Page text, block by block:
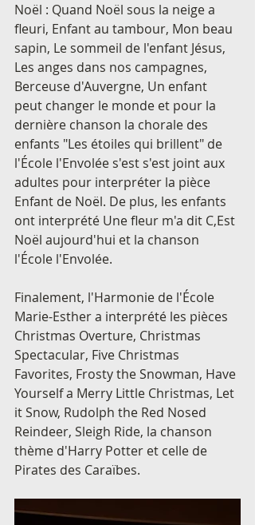
Noël : Quand Noël sous la neige a
fleuri, Enfant au tambour, Mon beau
sapin, Le sommeil de l'enfant Jésus,
Les anges dans nos campagnes,
Berceuse d'Auvergne, Un enfant
peut changer le monde et pour la
dernière chanson la chorale des
enfants "Les étoiles qui brillent" de
l'École l'Envolée s'est s'est joint aux
adultes pour interpréter la pièce
Enfant de Noël. De plus, les enfants
ont interprété Une fleur m'a dit C,Est
Noël aujourd'hui et la chanson
l'École l'Envolée.
Finalement, l'Harmonie de l'École
Marie-Esther a interprété les pièces
Christmas Overture, Christmas
Spectacular, Five Christmas
Favorites, Frosty the Snowman, Have
Yourself a Merry Little Christmas, Let
it Snow, Rudolph the Red Nosed
Reindeer, Sleigh Ride, la chanson
thème d'Harry Potter et celle de
Pirates des Caraïbes.